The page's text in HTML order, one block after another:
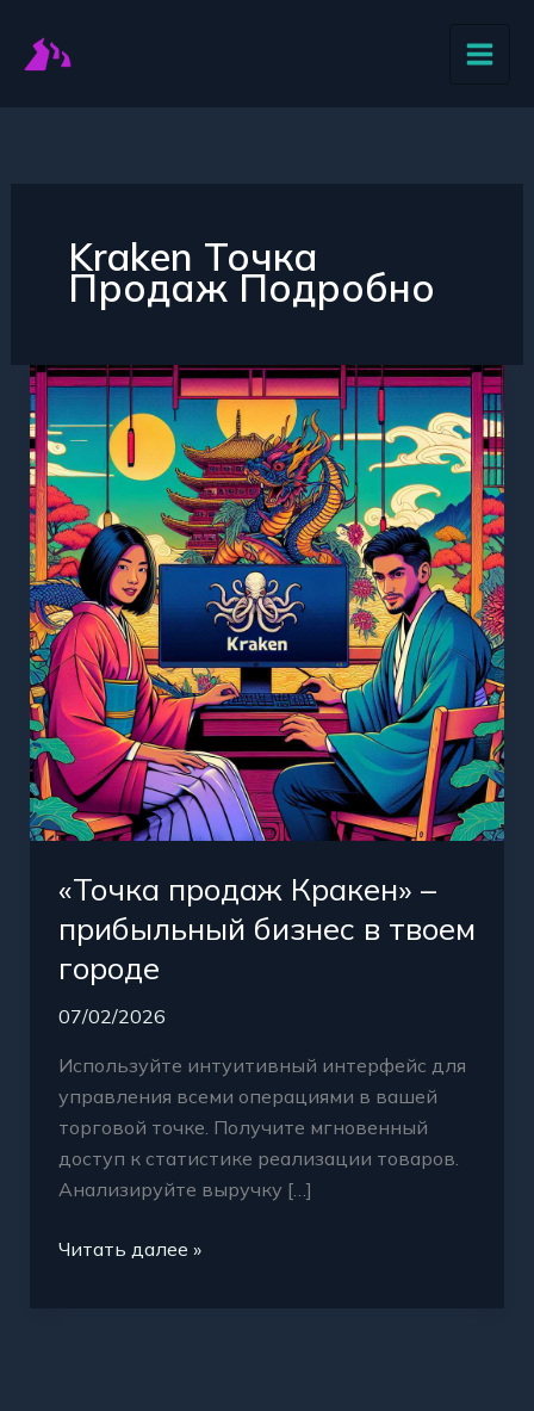
содержимому
Kraken Точка
Продаж Подробно
«Точка продаж Кракен» –
прибыльный бизнес в твоем
городе
07/02/2026
Используйте интуитивный интерфейс для
управления всеми операциями в вашей
торговой точке. Получите мгновенный
доступ к статистике реализации товаров.
Анализируйте выручку […]
«Точка
продаж
Кракен»
–
прибыльный
бизнес
в
твоем
городе
Читать далее »